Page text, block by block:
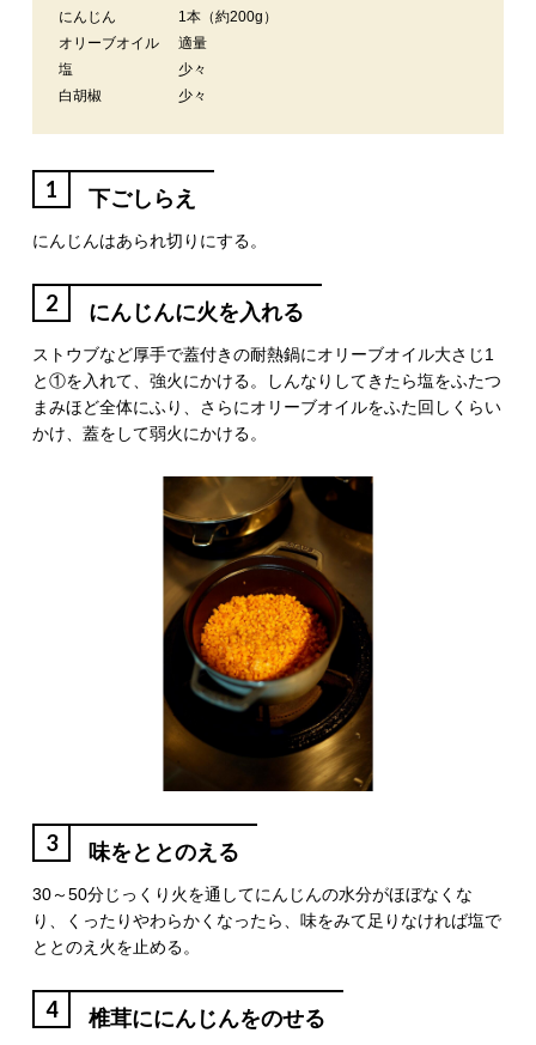
にんじん
1本（約200g）
オリーブオイル
適量
塩
少々
白胡椒
少々
1 下ごしらえ
にんじんはあられ切りにする。
2 にんじんに火を入れる
ストウブなど厚手で蓋付きの耐熱鍋にオリーブオイル大さじ1
と①を入れて、強火にかける。しんなりしてきたら塩をふたつ
まみほど全体にふり、さらにオリーブオイルをふた回しくらい
かけ、蓋をして弱火にかける。
3 味をととのえる
30～50分じっくり火を通してにんじんの水分がほぼなくな
り、くったりやわらかくなったら、味をみて足りなければ塩で
ととのえ火を止める。
4 椎茸ににんじんをのせる